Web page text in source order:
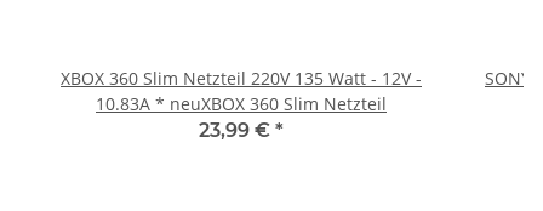
XBOX 360 Slim Netzteil 220V 135 Watt - 12V -
10.83A * neuXBOX 360 Slim Netzteil
23,99 € *
SONY